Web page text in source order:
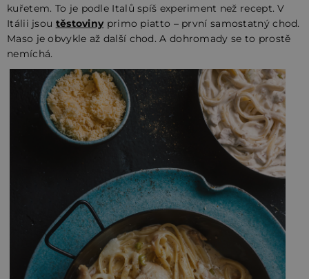
kuřetem. To je podle Italů spíš experiment než recept. V
Itálii jsou těstovinyprimo piatto – první samostatný chod.
Maso je obvykle až další chod. A dohromady se to prostě
nemíchá.